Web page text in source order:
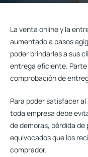
La venta online y la
aumentado a pasos
poder brindarles a sus
entrega eficiente.
comprobación de
Para poder satisfacer
toda empresa debe
de demoras, pérdida
equivocados que los
comprador.